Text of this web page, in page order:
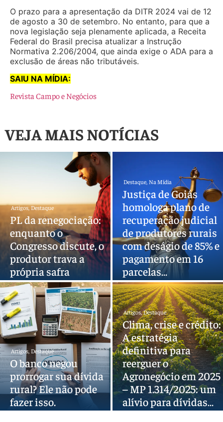
O prazo para a apresentação da DITR 2024 vai de 12
de agosto a 30 de setembro. No entanto, para que a
nova legislação seja plenamente aplicada, a Receita
Federal do Brasil precisa atualizar a Instrução
Normativa 2.206/2004, que ainda exige o ADA para a
exclusão de áreas não tributáveis.
SAIU NA MÍDIA:
Revista Campo e Negócios
VEJA MAIS NOTÍCIAS
Artigos,Destaque
PL da renegociação:
enquanto o
Congresso discute, o
produtor trava a
própria safra
Destaque,Na Mídia
Justiça de Goiás
homologa plano de
recuperação judicial
de produtores rurais
com deságio de 85% e
pagamento em 16
parcelas…
Artigos,Destaque
O banco negou
prorrogar sua dívida
rural? Ele não pode
fazer isso.
Artigos,Destaque
Clima, crise e crédito:
A estratégia
definitiva para
reerguer o
Agronegócio em 2025
– MP 1.314/2025: um
alívio para dívidas…